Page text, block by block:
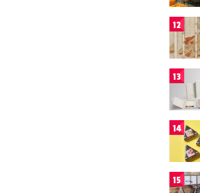
12
13
14
15